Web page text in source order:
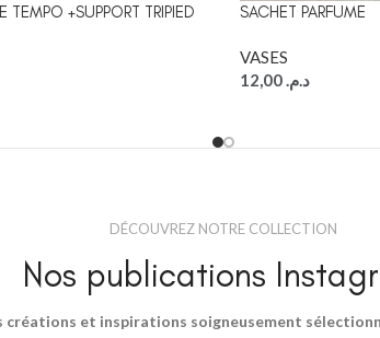
TEMPO +SUPPORT TRIPIED
SACHET PARFUME
VASES
د.م.
DÉCOUVREZ NOTRE COLLECTION
Nos publications
créations et inspirations soigneusement